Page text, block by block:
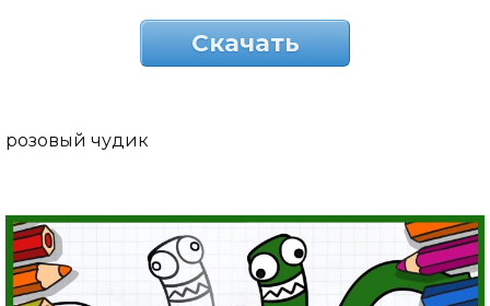
Скачать
розовый чудик